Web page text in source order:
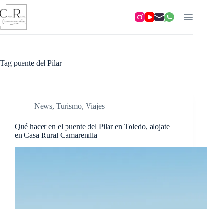
Skip
to
content
Tag puente del Pilar
News, Turismo, Viajes
Qué hacer en el puente del Pilar en Toledo, alojate
en Casa Rural Camarenilla